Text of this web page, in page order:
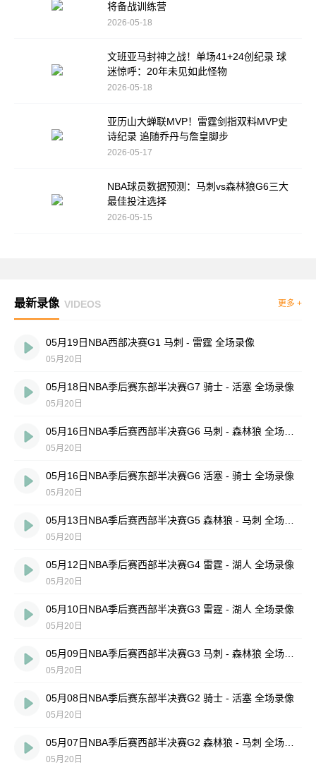
将备战训练营
2026-05-18
文班亚马封神之战！单场41+24创纪录 球
迷惊呼：20年未见如此怪物
2026-05-18
亚历山大蝉联MVP！雷霆剑指双料MVP史
诗纪录 追随乔丹与詹皇脚步
2026-05-17
NBA球员数据预测：马刺vs森林狼G6三大
最佳投注选择
2026-05-15
最新录像 VIDEOS 更多 +
05月19日NBA西部决赛G1 马刺 - 雷霆 全场录像
05月20日
05月18日NBA季后赛东部半决赛G7 骑士 - 活塞 全场录像
05月20日
05月20日
05月16日NBA季后赛东部半决赛G6 活塞 - 骑士 全场录像
05月20日
05月20日
05月12日NBA季后赛西部半决赛G4 雷霆 - 湖人 全场录像
05月20日
05月10日NBA季后赛西部半决赛G3 雷霆 - 湖人 全场录像
05月20日
05月20日
05月08日NBA季后赛东部半决赛G2 骑士 - 活塞 全场录像
05月20日
05月20日